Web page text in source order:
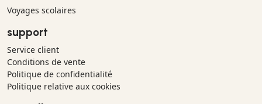
Voyages scolaires
support
Service client
Conditions de vente
Politique de confidentialité
Politique relative aux cookies